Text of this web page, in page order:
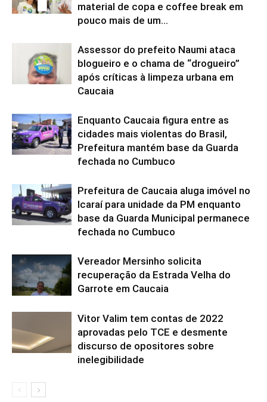
material de copa e coffee break em
pouco mais de um...
Assessor do prefeito Naumi ataca
blogueiro e o chama de “drogueiro”
após críticas à limpeza urbana em
Caucaia
Enquanto Caucaia figura entre as
cidades mais violentas do Brasil,
Prefeitura mantém base da Guarda
fechada no Cumbuco
Prefeitura de Caucaia aluga imóvel no
Icaraí para unidade da PM enquanto
base da Guarda Municipal permanece
fechada no Cumbuco
Vereador Mersinho solicita
recuperação da Estrada Velha do
Garrote em Caucaia
Vitor Valim tem contas de 2022
aprovadas pelo TCE e desmente
discurso de opositores sobre
inelegibilidade